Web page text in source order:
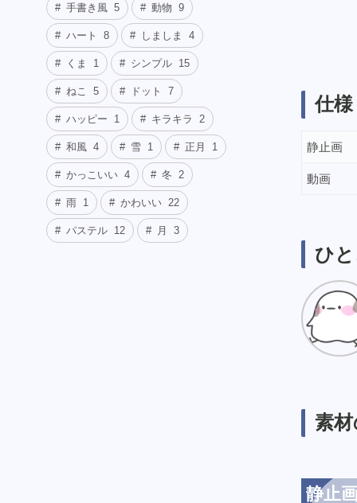
仕様
静止画
動画
ひ
素
静止
手書き風 5 動物 9
ハート 8 しましま 4
くま 1 シンプル 15
ねこ 5 ドット 7
ハッピー 1 キラキラ 2
和風 4 雪 1 正月 1
かっこいい 4 冬 2
雨 1 かわいい 22
パステル 12 月 3